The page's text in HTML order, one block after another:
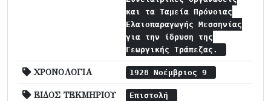
και τα Ταμεία Πρόνοιας
Ελαιοπαραγωγής Μεσσηνίας
για την ίδρυση της
Γεωργικής Τράπεζας.
ΧΡΟΝΟΛΟΓΙΑ 1928 Νοέμβριος 9
ΕΙΔΟΣ ΤΕΚΜΗΡΙΟΥ Επιστολή